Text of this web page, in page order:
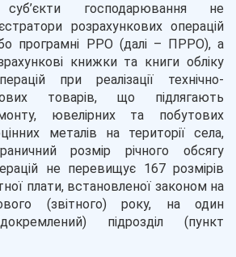
господарювання не
розрахункових операцій
програмні РРО (далі – ПРРО), а
книжки та книги обліку
при реалізації технічно-
товарів, що підлягають
ювелірних та побутових
металів на території села,
розмір річного обсягу
не перевищує 167 розмірів
плати, встановленої законом на
(звітного) року, на один
підрозділ (пункт